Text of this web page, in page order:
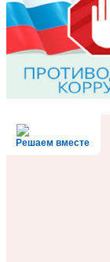
Решаем вместе